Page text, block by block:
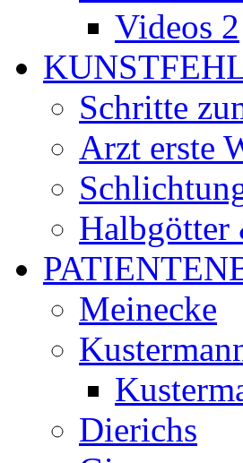
Videos 2
Schritte
Arzt erste
Halbgötter
Meinecke
Dierichs